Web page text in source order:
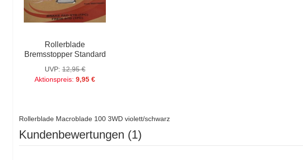
Rollerblade
Bremsstopper Standard
UVP: 12,95 €
Aktionspreis: 9,95 €
Rollerblade Macroblade 100 3WD violett/schwarz
Kundenbewertungen (1)